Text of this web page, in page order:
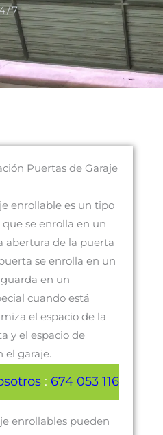
7
Puertas de Garaje
enrollable es un tipo
se enrolla en un
abertura de la puerta
se enrolla en un
en un
cuando está
el espacio de la
y el espacio de
el garaje.
: 674 053 116
enrollables pueden